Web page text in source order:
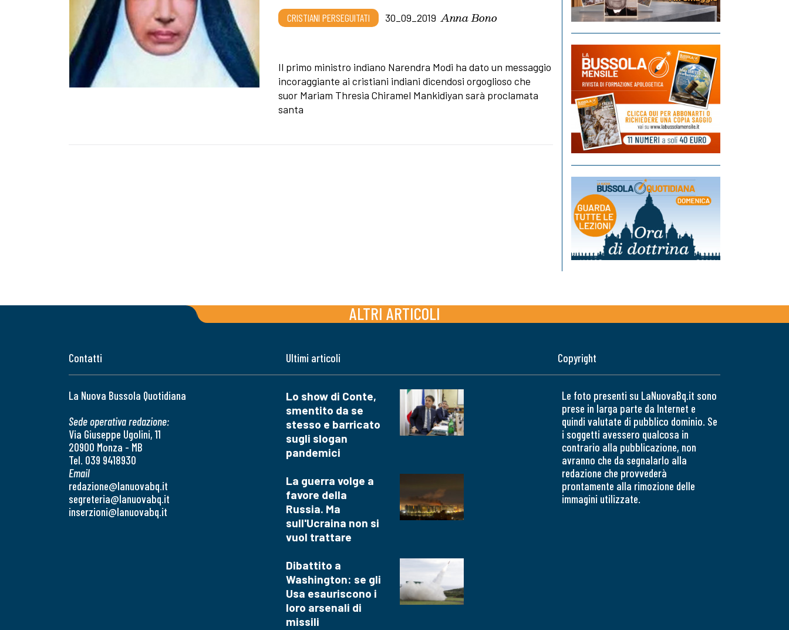
CRISTIANI PERSEGUITATI 30_09_2019 Anna Bono
Il primo ministro indiano Narendra Modi ha dato un messaggio
incoraggiante ai cristiani indiani dicendosi orgoglioso che
suor Mariam Thresia Chiramel Mankidiyan sarà proclamata
santa
ALTRI ARTICOLI
Contatti
La Nuova Bussola Quotidiana
Sede operativa redazione:
Via Giuseppe Ugolini, 11
20900 Monza - MB
Tel. 039 9418930
Email
redazione@lanuovabq.it
segreteria@lanuovabq.it
inserzioni@lanuovabq.it
Ultimi articoli
Lo show di Conte,
smentito da se
stesso e barricato
sugli slogan
pandemici
La guerra volge a
favore della
Russia. Ma
sull'Ucraina non si
vuol trattare
Dibattito a
Washington: se gli
Usa esauriscono i
loro arsenali di
missili
Copyright
Le foto presenti su LaNuovaBq.it sono
prese in larga parte da Internet e
quindi valutate di pubblico dominio. Se
i soggetti avessero qualcosa in
contrario alla pubblicazione, non
avranno che da segnalarlo alla
redazione che provvederà
prontamente alla rimozione delle
immagini utilizzate.